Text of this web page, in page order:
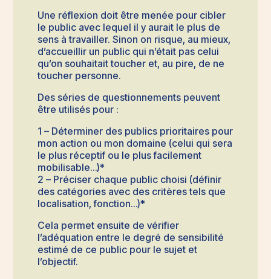
Une réflexion doit être menée pour cibler
le public avec lequel il y aurait le plus de
sens à travailler. Sinon on risque, au mieux,
d’accueillir un public qui n’était pas celui
qu’on souhaitait toucher et, au pire, de ne
toucher personne.
Des séries de questionnements peuvent
être utilisés pour :
1 – Déterminer des publics prioritaires pour
mon action ou mon domaine (celui qui sera
le plus réceptif ou le plus facilement
mobilisable…)*
2 – Préciser chaque public choisi (définir
des catégories avec des critères tels que
localisation, fonction…)*
Cela permet ensuite de vérifier
l’adéquation entre le degré de sensibilité
estimé de ce public pour le sujet et
l’objectif.